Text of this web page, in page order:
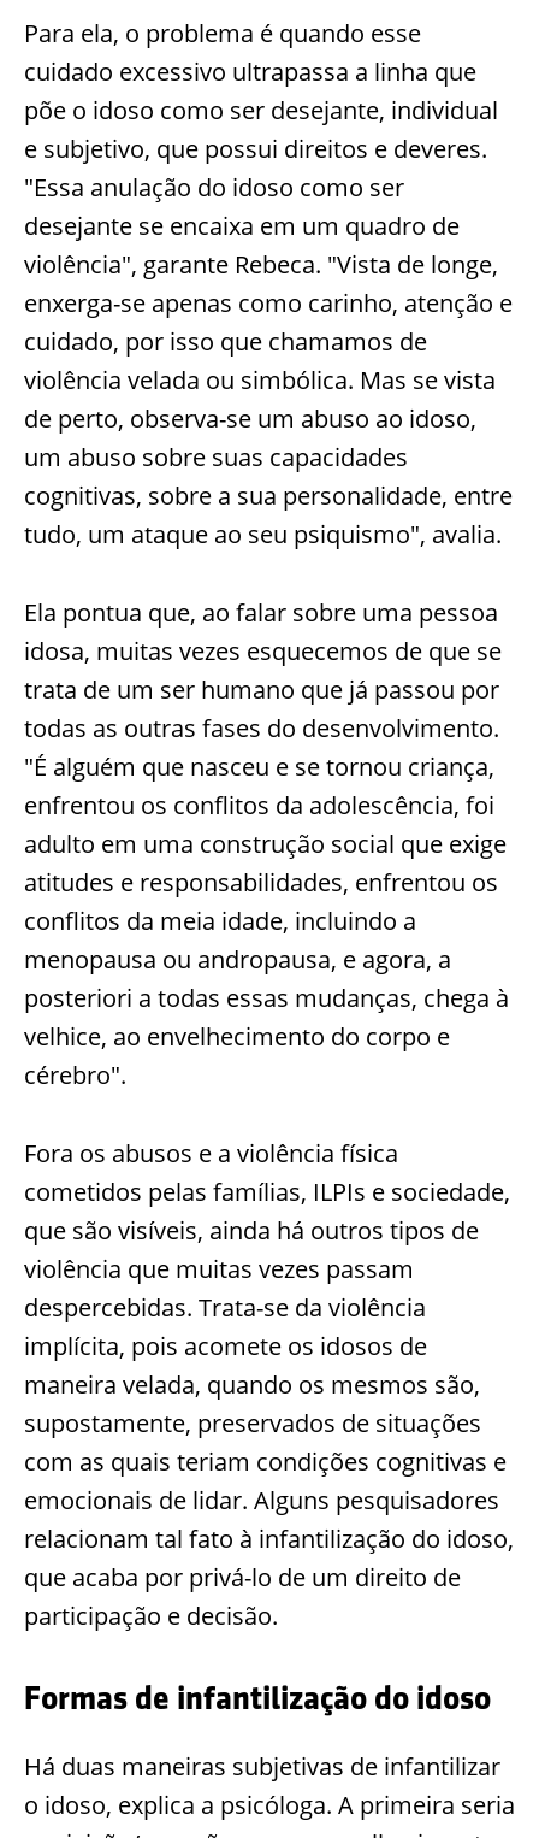
Para ela, o problema é quando esse
cuidado excessivo ultrapassa a linha que
põe o idoso como ser desejante, individual
e subjetivo, que possui direitos e deveres.
"Essa anulação do idoso como ser
desejante se encaixa em um quadro de
violência", garante Rebeca. "Vista de longe,
enxerga-se apenas como carinho, atenção e
cuidado, por isso que chamamos de
violência velada ou simbólica. Mas se vista
de perto, observa-se um abuso ao idoso,
um abuso sobre suas capacidades
cognitivas, sobre a sua personalidade, entre
tudo, um ataque ao seu psiquismo", avalia.
Ela pontua que, ao falar sobre uma pessoa
idosa, muitas vezes esquecemos de que se
trata de um ser humano que já passou por
todas as outras fases do desenvolvimento.
"É alguém que nasceu e se tornou criança,
enfrentou os conflitos da adolescência, foi
adulto em uma construção social que exige
atitudes e responsabilidades, enfrentou os
conflitos da meia idade, incluindo a
menopausa ou andropausa, e agora, a
posteriori a todas essas mudanças, chega à
velhice, ao envelhecimento do corpo e
cérebro".
Fora os abusos e a violência física
cometidos pelas famílias, ILPIs e sociedade,
que são visíveis, ainda há outros tipos de
violência que muitas vezes passam
despercebidas. Trata-se da violência
implícita, pois acomete os idosos de
maneira velada, quando os mesmos são,
supostamente, preservados de situações
com as quais teriam condições cognitivas e
emocionais de lidar. Alguns pesquisadores
relacionam tal fato à infantilização do idoso,
que acaba por privá-lo de um direito de
participação e decisão.
Formas de infantilização do idoso
Há duas maneiras subjetivas de infantilizar
o idoso, explica a psicóloga. A primeira seria